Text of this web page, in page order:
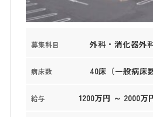
募集科目 外科・消化器外
病床数 40床（一般病床
給与 1200万円 ～ 2000万